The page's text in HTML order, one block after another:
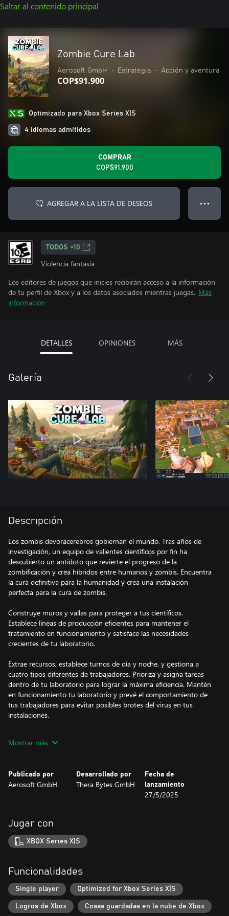
Saltar al contenido principal
Zombie Cure Lab
Aerosoft GmbH • Estrategia • Acción y aventura
COP$91.900
Optimizado para Xbox Series X|S
4 idiomas admitidos
COMPRAR
COP$91.900
AGREGAR A LA LISTA DE DESEOS ● ● ●
TODOS +10
Violencia fantasía
Los editores de juegos que inicies recibirán acceso a la información
de tu perfil de Xbox y a los datos asociados mientras juegas. Más
información
DETALLES OPINIONES MÁS
Galería
Descripción
Los zombis devoracerebros gobiernan el mundo. Tras años de
investigación, un equipo de valientes científicos por fin ha
descubierto un antídoto que revierte el progreso de la
zombificación y crea híbridos entre humanos y zombis. Encuentra
la cura definitiva para la humanidad y crea una instalación
perfecta para la cura de zombis.
Construye muros y vallas para proteger a tus científicos.
Establece líneas de producción eficientes para mantener el
tratamiento en funcionamiento y satisface las necesidades
crecientes de tu laboratorio.
Extrae recursos, establece turnos de día y noche, y gestiona a
cuatro tipos diferentes de trabajadores. Prioriza y asigna tareas
dentro de tu laboratorio para lograr la máxima eficiencia. Mantén
en funcionamiento tu laboratorio y prevé el comportamiento de
tus trabajadores para evitar posibles brotes del virus en tus
instalaciones.
mejoras te permitirán extraer materiales de un nivel superior y
niveles tecnológicos para finalizar la cura.
El objetivo es la cura de los zombis, pero primero tendrás que
Lleva a tus zombis congelados a la cámara de tratamiento. En
ella, los híbridos entre zombi y humano (los humbis) emergerán
como tus nuevos aliados dispuestos a ayudarte, pero ojo: si un
humbi está de mal humor, su comportamiento puede ser errático
momento, cura a todos los que puedas para aumentar tu
FUNCIONES PRINCIPALES
Mostrar más
Publicado por
Aerosoft GmbH
Desarrollado por
Thera Bytes GmbH
Fecha de
lanzamiento
27/5/2025
Jugar con
XBOX Series X|S
Funcionalidades
Single player Optimized for Xbox Series X|S
Logros de Xbox Cosas guardadas en la nube de Xbox